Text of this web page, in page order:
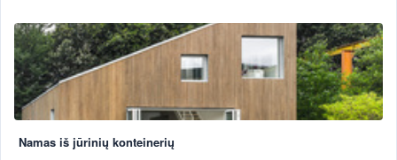
Namas iš jūrinių konteinerių